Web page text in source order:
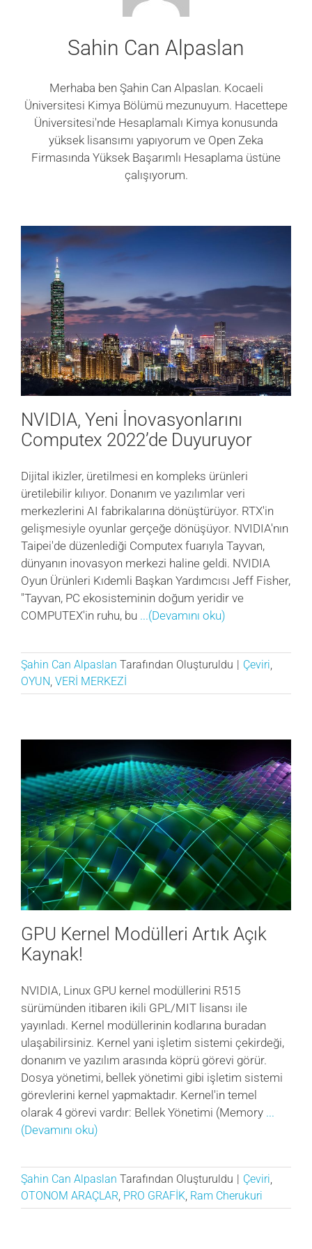
SAĞLIK
Sahin Can Alpaslan
Merhaba ben Şahin Can Alpaslan. Kocaeli
Üniversitesi Kimya Bölümü mezunuyum. Hacettepe
Üniversitesi'nde Hesaplamalı Kimya konusunda
yüksek lisansımı yapıyorum ve Open Zeka
Firmasında Yüksek Başarımlı Hesaplama üstüne
çalışıyorum.
NVIDIA, Yeni İnovasyonlarını
Computex 2022’de Duyuruyor
Dijital ikizler, üretilmesi en kompleks ürünleri
üretilebilir kılıyor. Donanım ve yazılımlar veri
merkezlerini AI fabrikalarına dönüştürüyor. RTX'in
gelişmesiyle oyunlar gerçeğe dönüşüyor. NVIDIA'nın
Taipei'de düzenlediği Computex fuarıyla Tayvan,
dünyanın inovasyon merkezi haline geldi. NVIDIA
Oyun Ürünleri Kıdemli Başkan Yardımcısı Jeff Fisher,
"Tayvan, PC ekosisteminin doğum yeridir ve
COMPUTEX'in ruhu, bu ...(Devamını oku)
Şahin Can Alpaslan Tarafından Oluşturuldu Çeviri,
OYUN, VERİ MERKEZİ
GPU Kernel Modülleri Artık Açık
Kaynak!
NVIDIA, Linux GPU kernel modüllerini R515
sürümünden itibaren ikili GPL/MIT lisansı ile
yayınladı. Kernel modüllerinin kodlarına buradan
ulaşabilirsiniz. Kernel yani işletim sistemi çekirdeği,
donanım ve yazılım arasında köprü görevi görür.
Dosya yönetimi, bellek yönetimi gibi işletim sistemi
görevlerini kernel yapmaktadır. Kernel'in temel
olarak 4 görevi vardır: Bellek Yönetimi (Memory ...
(Devamını oku)
Şahin Can Alpaslan Tarafından Oluşturuldu | Çeviri,
OTONOM ARAÇLAR, PRO GRAFİK, Ram Cherukuri